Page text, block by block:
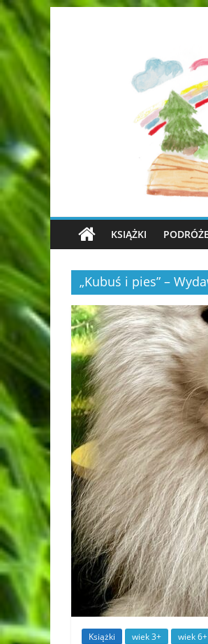
KSIĄŻKI PODRÓŻE
„Kubuś i pies” –
Książki wiek 3+ wiek 6+